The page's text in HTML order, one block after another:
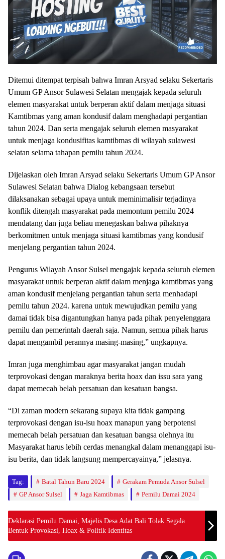
Ditemui ditempat terpisah bahwa Imran Arsyad selaku Sekertaris
Umum GP Ansor Sulawesi Selatan mengajak kepada seluruh
elemen masyarakat untuk berperan aktif dalam menjaga situasi
Kamtibmas yang aman kondusif dalam menghadapi pergantian
tahun 2024. Dan serta mengajak seluruh elemen masyarakat
untuk menjaga kondusifitas kamtibmas di wilayah sulawesi
selatan selama tahapan pemilu tahun 2024.
Dijelaskan oleh Imran Arsyad selaku Sekertaris Umum GP Ansor
Sulawesi Selatan bahwa Dialog kebangsaan tersebut
dilaksanakan sebagai upaya untuk meminimalisir terjadinya
konflik ditengah masyarakat pada memontum pemilu 2024
mendatang dan juga beliau menegaskan bahwa pihaknya
berkomitmen untuk menjaga situasi kamtibmas yang kondusif
menjelang pergantian tahun 2024.
Pengurus Wilayah Ansor Sulsel mengajak kepada seluruh elemen
masyarakat untuk berperan aktif dalam menjaga kamtibmas yang
aman kondusif menjelang pergantian tahun serta menhadapi
pemilu tahun 2024. karena untuk mewujudkan pemilu yang
damai tidak bisa digantungkan hanya pada pihak penyelenggara
pemilu dan pemerintah daerah saja. Namun, semua pihak harus
dapat mengambil perannya masing-masing,” ungkapnya.
Imran juga menghimbau agar masyarakat jangan mudah
terprovokasi dengan maraknya berita hoax dan issu sara yang
dapat memecah belah persatuan dan kesatuan bangsa.
“Di zaman modern sekarang supaya kita tidak gampang
terprovokasi dengan isu-isu hoax manapun yang berpotensi
memecah belah persatuan dan kesatuan bangsa olehnya itu
Masyarakat harus lebih cerdas menangkal dalam menanggapi isu-
isu berita, dan tidak langsung mempercayainya,” jelasnya.
Tag: Batal Tahun Baru 2024
Gerakam Pemuda Ansor Sulsel
GP Ansor Sulsel
Jaga Kamtibmas Pemilu Damai 2024
Deklarasi Pemilu Damai, Majelis Desa Adat Bali Tolak Segala
Bentuk Provokasi, Hoax & Politik Identitas